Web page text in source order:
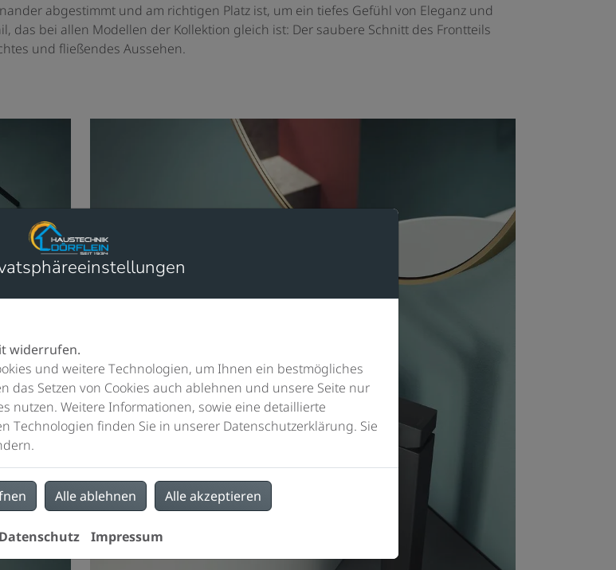
abgestimmt und am richtigen Platz ist, um ein tiefes Gefühl von Eleganz und
das bei allen Modellen der Kollektion gleich ist: Der saubere Schnitt des Frontteils
und fließendes Aussehen.
widerrufen.
und weitere Technologien, um Ihnen ein bestmögliches
das Setzen von Cookies auch ablehnen und unsere Seite nur
nutzen. Weitere Informationen, sowie eine detaillierte
Technologien finden Sie in unserer Datenschutzerklärung. Sie
Alle ablehnen Alle akzeptieren
Datenschutz Impressum